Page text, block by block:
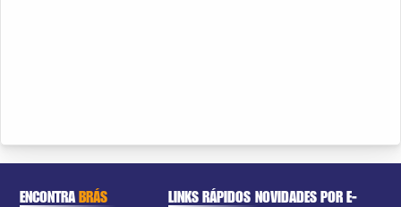
ENCONTRABRÁS LINKS RÁPIDOS NOVIDADES POR E-